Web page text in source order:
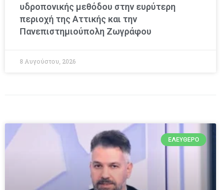
υδροπονικής μεθόδου στην ευρύτερη
περιοχή της Αττικής και την
Πανεπιστημιούπολη Ζωγράφου
8 Αυγούστου, 2026
ΕΛΕΎΘΕΡΟ